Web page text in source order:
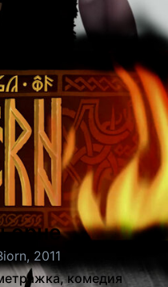
2011
комедия